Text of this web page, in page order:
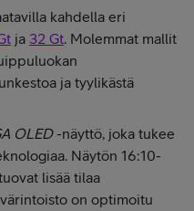
kahdella eri
ja 32 Gt. Molemmat mallit
ja tyylikästä
OLED-näyttö, joka tukee
Näytön 16:10-
lisää tilaa
on optimoitu